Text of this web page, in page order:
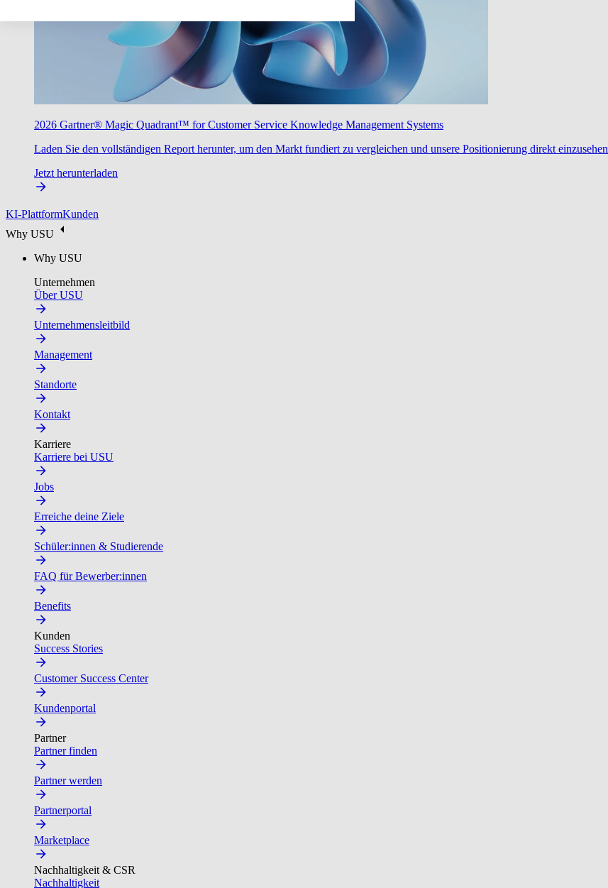
2026 Gartner® Magic Quadrant™ for Customer Service Knowledge Management Systems
Laden Sie den vollständigen Report herunter, um den Markt fundiert zu vergleichen und unsere Positionierung direkt einzusehen
Jetzt herunterladen
KI-PlattformKunden
Why USU
Why USU
Unternehmen
Über USU
Unternehmensleitbild
Management
Standorte
Kontakt
Karriere
Karriere bei USU
Jobs
Erreiche deine Ziele
Schüler:innen & Studierende
FAQ für Bewerber:innen
Benefits
Kunden
Success Stories
Customer Success Center
Kundenportal
Partner
Partner finden
Partner werden
Partnerportal
Marketplace
Nachhaltigkeit & CSR
Nachhaltigkeit